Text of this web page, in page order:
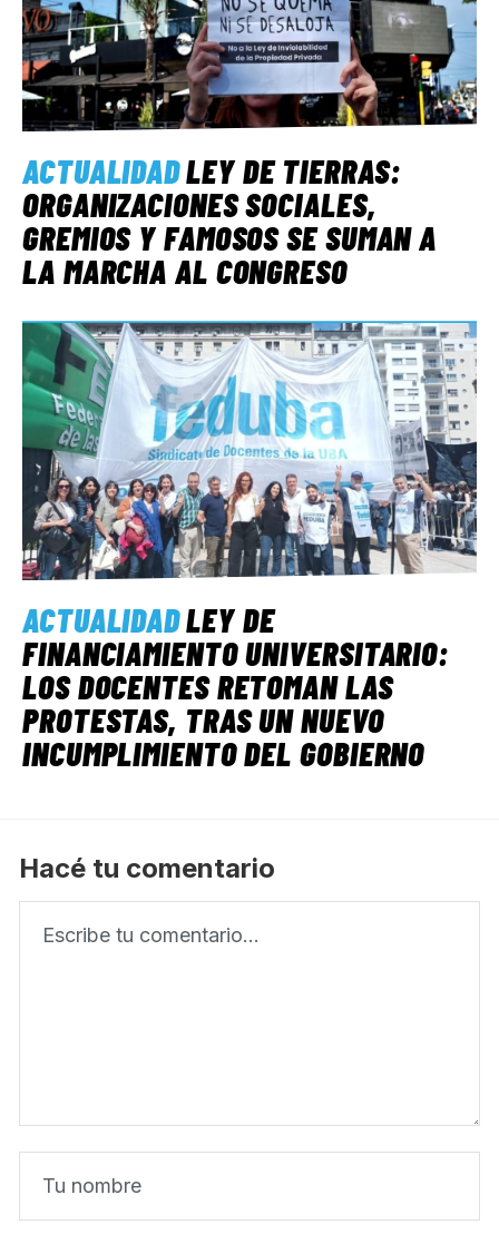
ACTUALIDADLEY DE TIERRAS:
ORGANIZACIONES SOCIALES,
GREMIOS Y FAMOSOS SE SUMAN A
LA MARCHA AL CONGRESO
ACTUALIDADLEY DE
FINANCIAMIENTO UNIVERSITARIO:
LOS DOCENTES RETOMAN LAS
PROTESTAS, TRAS UN NUEVO
INCUMPLIMIENTO DEL GOBIERNO
Hacé tu comentario